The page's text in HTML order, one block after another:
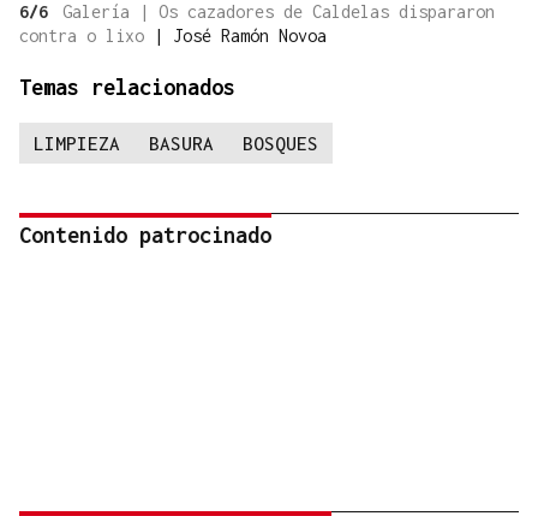
6/6
Galería | Os cazadores de Caldelas dispararon
contra o lixo
| José Ramón Novoa
Temas relacionados
LIMPIEZA BASURA BOSQUES
Contenido patrocinado